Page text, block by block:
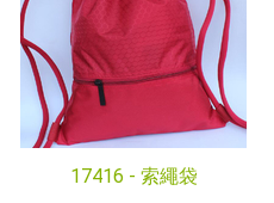
17416 - 索繩袋